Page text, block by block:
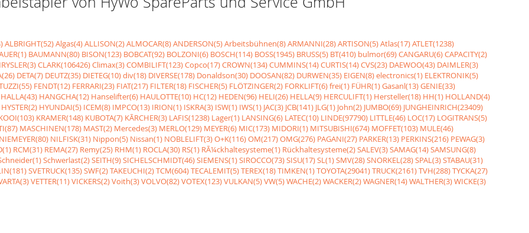
ALBRIGHT(52)Algas(4)ALLISON(2)ALMOCAR(8)ANDERSON(5)Arbeitsbühnen(8)ARMANNI(28)ARTISON(5)Atlas(17)ATLET(1238)
BAUMANN(80) BISON(123) BOBCAT(92) BOLZONI(6) BOSCH(114) BOSS(1945) BRUSS(5) BT(410) bulmor(69)CANGARU(6)CAPACITY(2)
CLARK(106426)Climax(3)COMBILIFT(123)Copco(17)CROWN(134)CUMMINS(14)CURTIS(14)CVS(23) DAEWOO(43) DAIMLER(3)
DETA(7) DEUTZ(35) DIETEG(10)div(18) DIVERSE(178) Donaldson(30) DOOSAN(82) DURWEN(35) EIGEN(8)electronics(1) ELEKTRONIK(5)
FENDT(12) FERRARI(23) FIAT(217) FILTER(18) FISCHER(5) FLÖTZINGER(2) FORKLIFT(6)frei(1) FÜHR(1)Gasanl(13)GENIE(33)
HALLA(43) HANGCHA(12) Hanselifter(6) HAULOTTE(10) HC(12) HEDEN(96) HELI(26) HELLA(9) HERCULIFT(1) Hersteller(18) HH(1) HOLLAND(4)
HYSTER(2) HYUNDAI(5) ICEM(8) IMPCO(13) IRION(1) ISKRA(3) ISW(1) IWS(1) JAC(3) JCB(141) JLG(1) John(2) JUMBO(69) JUNGHEINRICH(23409)
KRAMER(148) KUBOTA(7) KÃRCHER(3) LAFIS(1238) Lager(1) LANSING(6) LATEC(10) LINDE(97790) LITTLE(46) LOC(17) LOGITRANS(5)
MASCHINEN(178) MAST(2) Mercedes(3) MERLO(129) MEYER(6) MIC(173) MIDORI(1) MITSUBISHI(674) MOFFET(103) MULE(46)
NIEMEYER(80) NILFISK(31) Nippon(5) Nissan(1) NOBLELIFT(3)O+K(116)OM(217)OMG(276) PAGANI(27) PARKER(13) PERKINS(216) PEWAG(3)
RCM(31) REMA(27) Remy(25) RHM(1) ROCLA(30) RS(1) RÃ¼ckhaltesysteme(1) Rückhaltesysteme(2)SALEV(3)SAMAG(14)SAMSUNG(8)
Schwerlast(2)SEITH(9)SICHELSCHMIDT(46)SIEMENS(1)SIROCCO(73)SISU(17)SL(1)SMV(28)SNORKEL(28)SPAL(3)STABAU(31)
SVETRUCK(135)SWF(2)TAKEUCHI(2)TCM(604)TECALEMIT(5)TEREX(18)TIMKEN(1)TOYOTA(29041)TRUCK(2161)TVH(288)TYCKA(27)
VETTER(11)VICKERS(2)Voith(3)VOLVO(82)VOTEX(123)VULKAN(5)VW(5)WACHE(2)WACKER(2)WAGNER(14)WALTHER(3)WICKE(3)